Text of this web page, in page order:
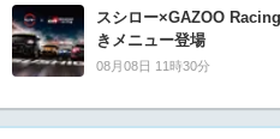
スシロー×GAZOO
きメニュー登場
08月08日 11時30分